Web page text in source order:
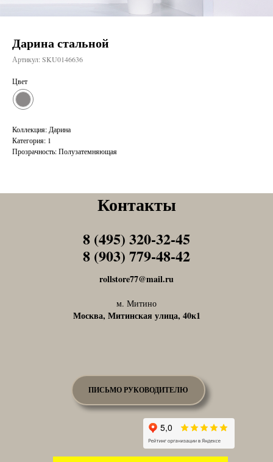
Дарина стальной
Артикул: SKU0146636
Цвет
Коллекция: Дарина
Категория: 1
Прозрачность: Полузатемняющая
Контакты
rollstore77@mail.ru
м. Митино
Москва, Митинская улица, 40к1
8 (495) 320-32-45
8 (903) 779-48-42
Tel1
Tel1
ПИСЬМО РУКОВОДИТЕЛЮ